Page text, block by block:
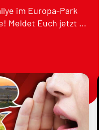
im Europa-Park
Meldet Euch jetzt …